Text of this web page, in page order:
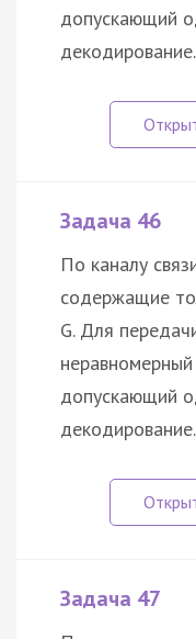
допускающий
Задача 46
По каналу
содержащие
G. Для
допускающий
Задача 47